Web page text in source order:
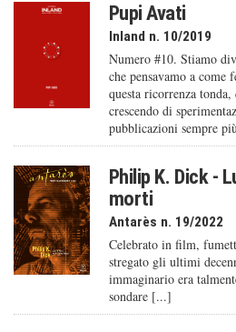
Pupi Avati
Inland n. 10/2019
Numero #10. Stiamo
che pensavamo a come
questa ricorrenza
crescendo di
pubblicazioni sempre
Philip K. Dick -
morti
Antarès n. 19/2022
Celebrato in film,
stregato gli ultimi
immaginario era
sondare [...]